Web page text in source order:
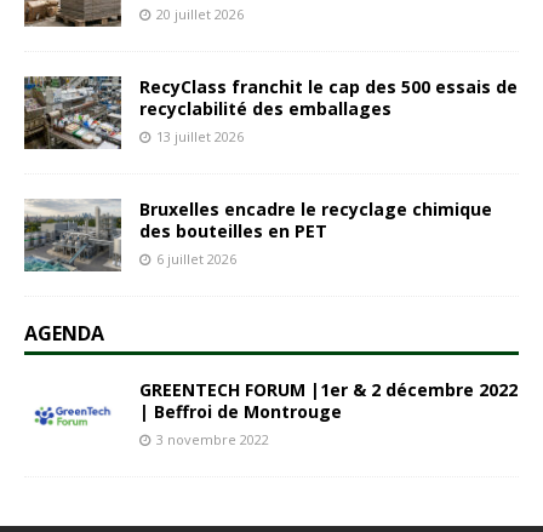
20 juillet 2026
RecyClass franchit le cap des 500 essais de
recyclabilité des emballages
13 juillet 2026
Bruxelles encadre le recyclage chimique
des bouteilles en PET
6 juillet 2026
AGENDA
GREENTECH FORUM |1er & 2 décembre 2022
| Beffroi de Montrouge
3 novembre 2022